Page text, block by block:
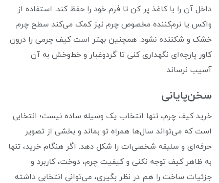
داخل آن را با کاغذ پر کن تا فرم خود را حفظ کند. استفاده از
واکس یا نرم‌کننده مخصوص چرم نیز کمک می‌کند سطح چرم
خشک و شکننده نشود. همچنین بهتر است کیف چرمی را درون
کاور پارچه‌ای نگهداری کنی تا گردوغبار و خط‌وخش به آن
آسیب نرساند.
سخن‌پایانی
خرید کیف چرم، تنها انتخاب یک وسیله ساده نیست؛ انتخابی
است که می‌تواند سال‌ها همراه تو بماند و بخشی از تصویر
حرفه‌ای و سلیقه شخصی‌ات را شکل دهد. اگر هنگام خرید، تنها
به ظاهر کیف توجه نکنی و کیفیت چرم، دوخت، کاربرد و
جزئیات ساخت را هم در نظر بگیری، می‌توانی انتخابی داشته